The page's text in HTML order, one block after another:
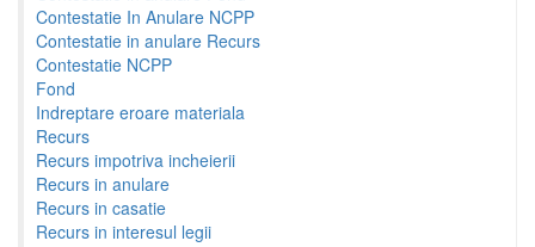
Contestatie In Anulare NCPP
Contestatie in anulare Recurs
Contestatie NCPP
Fond
Indreptare eroare materiala
Recurs
Recurs impotriva incheierii
Recurs in anulare
Recurs in casatie
Recurs in interesul legii